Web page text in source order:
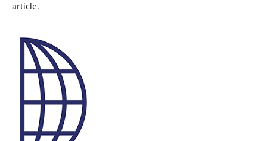
article.